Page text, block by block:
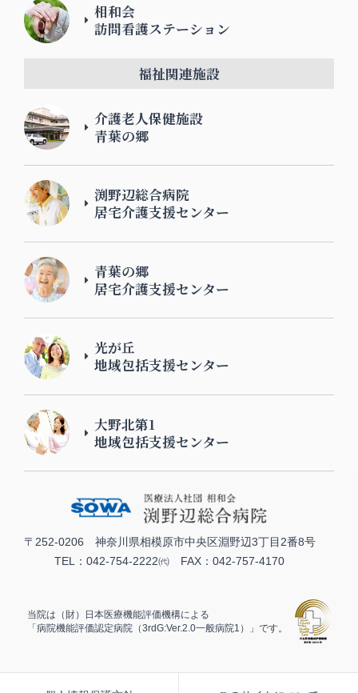
相和会
訪問看護ステーション
福祉関連施設
介護老人保健施設
青葉の郷
渕野辺総合病院
居宅介護支援センター
青葉の郷
居宅介護支援センター
光が丘
地域包括支援センター
大野北第1
地域包括支援センター
〒252-0206 神奈川県相模原市中央区淵野辺3丁目2番8号
TEL：042-754-2222㈹ FAX：042-757-4170
当院は（財）日本医療機能評価機構による
「病院機能評価認定病院（3rdG:Ver.2.0一般病院1）」です。